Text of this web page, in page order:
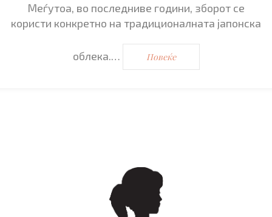
Меѓутоа, во последниве години, зборот се
користи конкретно на традиционалната јапонска
облека.… Повеќе